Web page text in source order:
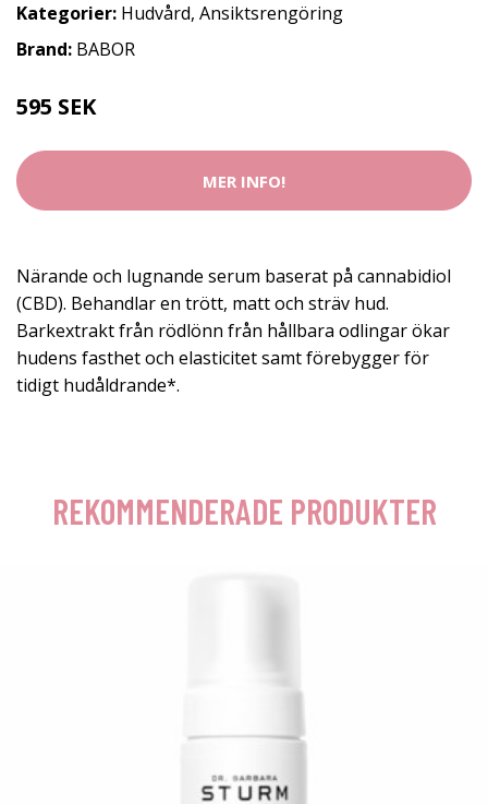
Kategorier: Hudvård, Ansiktsrengöring
Brand: BABOR
595 SEK
MER INFO!
Närande och lugnande serum baserat på cannabidiol
(CBD). Behandlar en trött, matt och sträv hud.
Barkextrakt från rödlönn från hållbara odlingar ökar
hudens fasthet och elasticitet samt förebygger för
tidigt hudåldrande*.
REKOMMENDERADE PRODUKTER